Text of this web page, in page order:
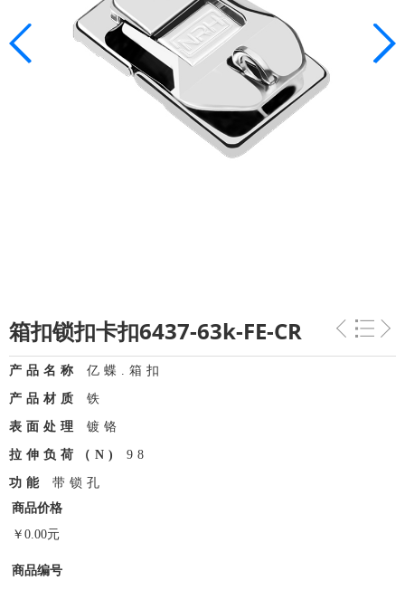
箱扣锁扣卡扣6437-63k-FE-CR
产品名称 亿蝶.箱扣
产品材质 铁
表面处理 镀铬
拉伸负荷（N) 98
功能
带锁孔
商品价格
￥ 0.00元
商品编号